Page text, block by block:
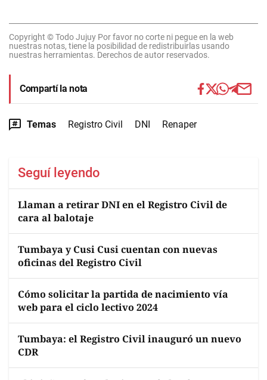
Copyright © Todo Jujuy Por favor no corte ni pegue en la web
nuestras notas, tiene la posibilidad de redistribuirlas usando
nuestras herramientas. Derechos de autor reservados.
Compartí la nota
Temas Registro Civil DNI Renaper
Seguí leyendo
Llaman a retirar DNI en el Registro Civil de
cara al balotaje
Tumbaya y Cusi Cusi cuentan con nuevas
oficinas del Registro Civil
Cómo solicitar la partida de nacimiento vía
web para el ciclo lectivo 2024
Tumbaya: el Registro Civil inauguró un nuevo
CDR